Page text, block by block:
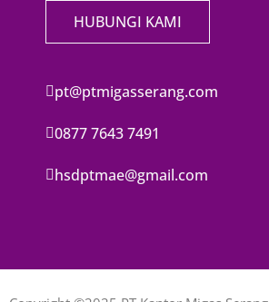
HUBUNGI KAMI
pt@ptmigasserang.com
0877 7643 7491
hsdptmae@gmail.com